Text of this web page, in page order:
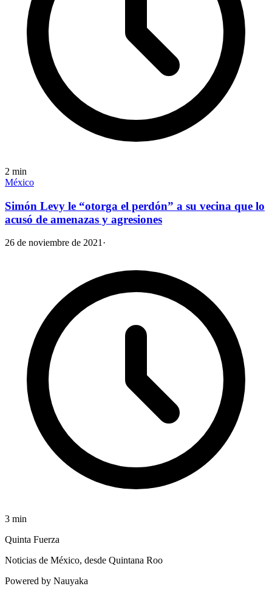
2 min
México
Simón Levy le “otorga el perdón” a su vecina que lo
acusó de amenazas y agresiones
26 de noviembre de 2021·
3 min
Quinta Fuerza
Noticias de México, desde Quintana Roo
Powered by Nauyaka